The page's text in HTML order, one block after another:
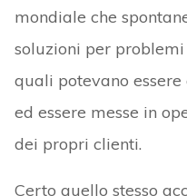
mondiale che
soluzioni per
quali potevano
ed essere messe in
dei propri clienti.
Certo quello stesso